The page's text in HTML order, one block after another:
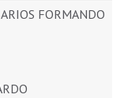
FORMANDO